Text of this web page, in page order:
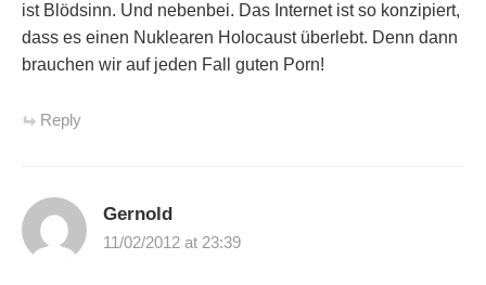
ist Blödsinn. Und nebenbei. Das Internet ist so konzipiert,
dass es einen Nuklearen Holocaust überlebt. Denn dann
brauchen wir auf jeden Fall guten Porn!
Reply
Gernold
11/02/2012 at 23:39